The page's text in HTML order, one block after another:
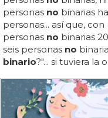
personas no binarias
personas... así que,
personas no binarias
seis personas no
binario?"... si tuviera la